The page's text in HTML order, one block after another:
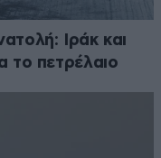
Ιράκ και
το πετρέλαιο